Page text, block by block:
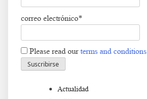
correo electrónico*
Please read ourterms and conditions
Actualidad